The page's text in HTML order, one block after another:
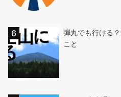
弾丸でも行ける
こと